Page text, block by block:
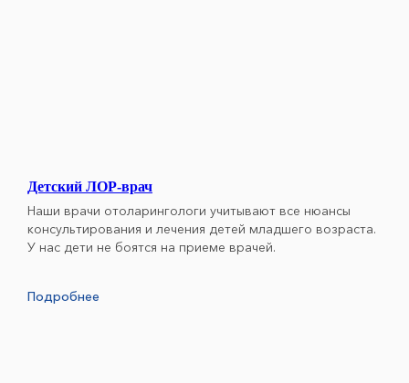
Детский ЛОР-врач
Наши врачи отоларингологи учитывают все нюансы
консультирования и лечения детей младшего возраста.
У нас дети не боятся на приеме врачей.
Подробнее